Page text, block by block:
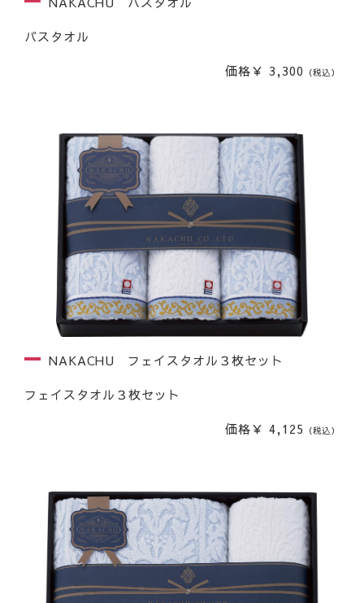
バスタオル
価格￥ 3,300 （税込）
NAKACHU フェイスタオル３枚セット
フェイスタオル３枚セット
価格￥ 4,125 （税込）